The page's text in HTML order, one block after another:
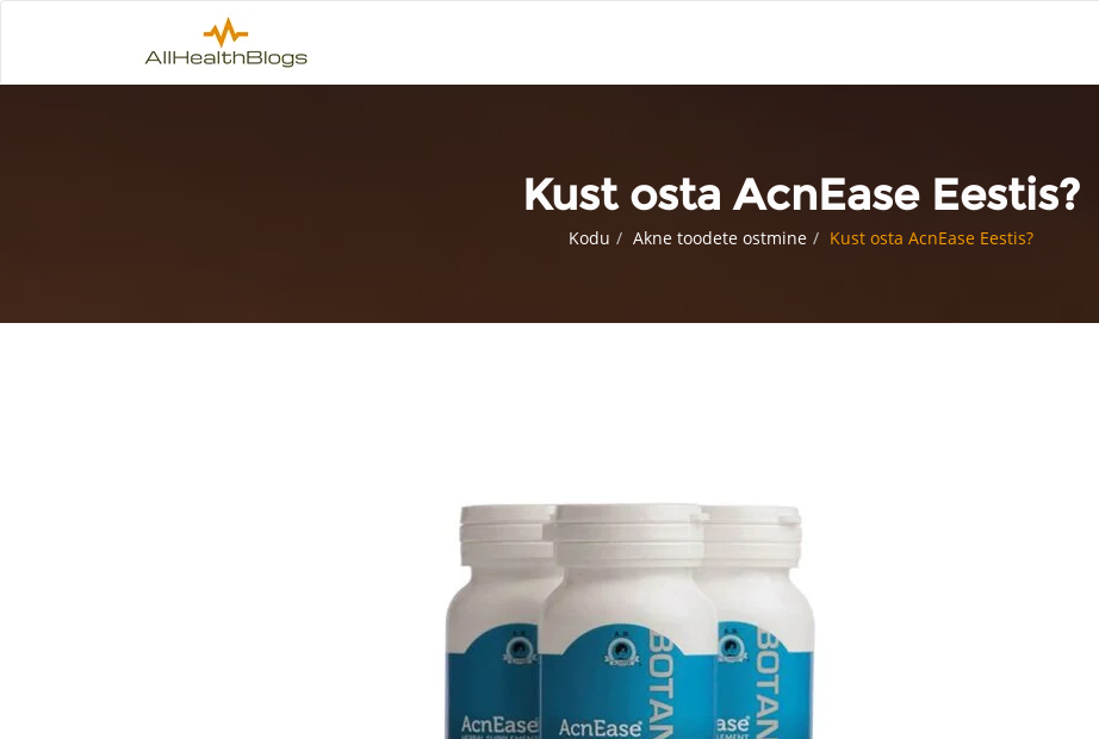
Kust osta AcnEase Eestis?
Kodu Akne toodete ostmine Kust osta AcnEase Eestis?